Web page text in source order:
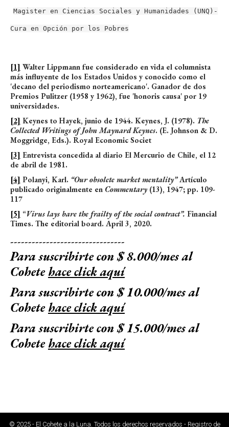
Magister en Ciencias Sociales y Humanidades (UNQ)-
Cura en Opción por los Pobres
[1] Walter Lippmann fue considerado en vida el columnista
más influyente de los Estados Unidos y conocido como el
'decano del periodismo norteamericano'. Ganador de dos
Premios Pulitzer (1958 y 1962), fue 'honoris causa' por 19
universidades.
[2] Keynes to Hayek, junio de 1944. Keynes, J. (1978). The
Collected Writings of John Maynard Keynes. (E. Johnson & D.
Moggridge, Eds.). Royal Economic Societ
[3] Entrevista concedida al diario El Mercurio de Chile, el 12
de abril de 1981.
[4] Polanyi, Karl. “Our obsolete market mentality”Artículo
publicado originalmente en Commentary (13), 1947; pp. 109-
117
[5] “Virus lays bare the frailty of the social contract”. Financial
Times. The editorial board. April 3, 2020.
--------------------------------
Para suscribirte con $ 8.000/mes al
Cohetehace click aquí
Para suscribirte con $ 10.000/mes al
Cohetehace click aquí
Para suscribirte con $ 15.000/mes al
Cohetehace click aquí
© 2025 - El Cohete a la Luna. Todos los derechos reservados - Registro de